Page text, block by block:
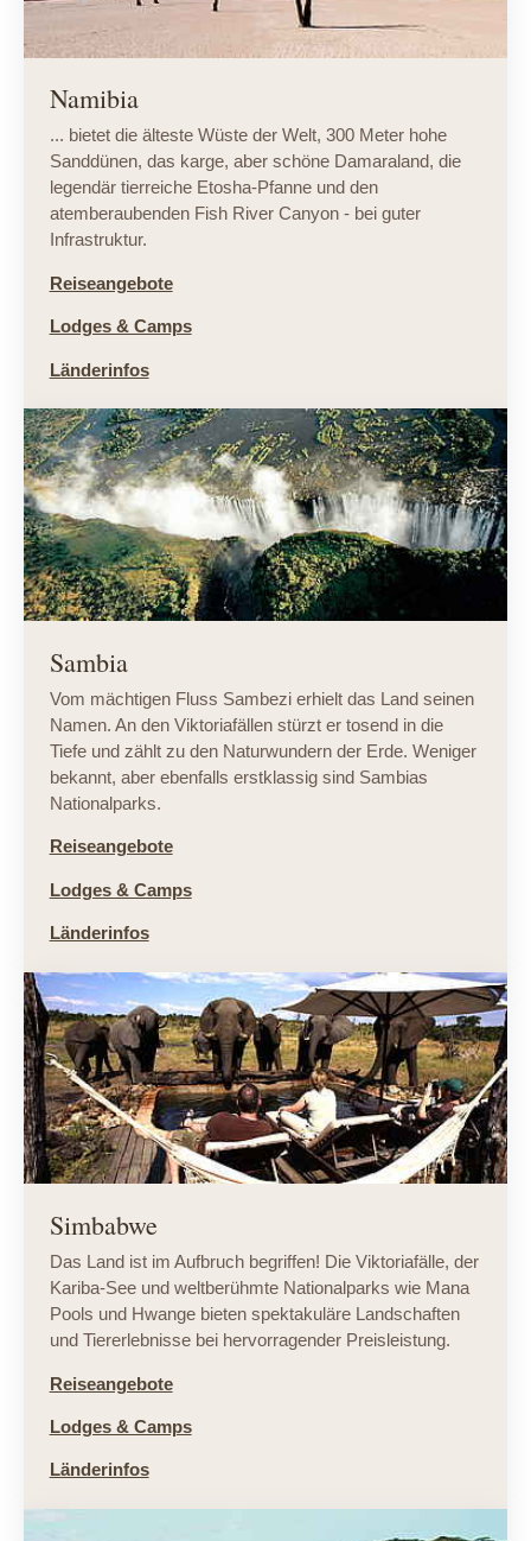
Namibia
... bietet die älteste Wüste der Welt, 300 Meter hohe
Sanddünen, das karge, aber schöne Damaraland, die
legendär tierreiche Etosha-Pfanne und den
atemberaubenden Fish River Canyon - bei guter
Infrastruktur.
Reiseangebote
Lodges & Camps
Länderinfos
Sambia
Vom mächtigen Fluss Sambezi erhielt das Land seinen
Namen. An den Viktoriafällen stürzt er tosend in die
Tiefe und zählt zu den Naturwundern der Erde. Weniger
bekannt, aber ebenfalls erstklassig sind Sambias
Nationalparks.
Reiseangebote
Lodges & Camps
Länderinfos
Simbabwe
Das Land ist im Aufbruch begriffen! Die Viktoriafälle, der
Kariba-See und weltberühmte Nationalparks wie Mana
Pools und Hwange bieten spektakuläre Landschaften
und Tiererlebnisse bei hervorragender Preisleistung.
Reiseangebote
Lodges & Camps
Länderinfos